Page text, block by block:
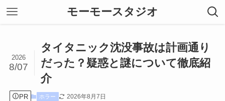
モーモースタジオ
タイタニック沈没事故は計画通り
だった？疑惑と謎について徹底紹
介
2026
8/07
PR ホラー 2026年8月7日